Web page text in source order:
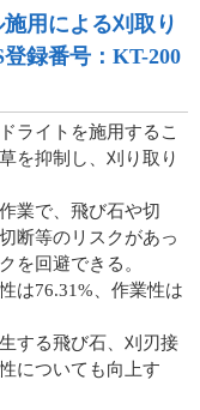
用による刈取り
録番号：KT-200
ライトを施用するこ
を抑制し、刈り取り
業で、飛び石や切
断等のリスクがあっ
を回避できる。
は76.31%、作業性は
する飛び石、刈刃接
についても向上す